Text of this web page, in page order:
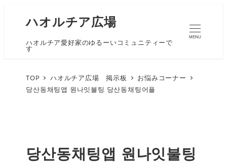
ハオルチア広場
ハオルチア愛好家のゆるーいコミュニティーで
す
MENU
TOP ハオルチア広場 掲示板
お悩みコーナー
당산동채팅앱 원나잇불팅 당산동채팅어플
당산동채팅앱 원나잇불팅